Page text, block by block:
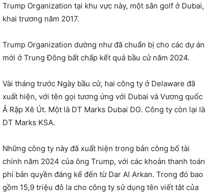
Trump Organization tại khu vực này, một sân golf ở Dubai,
khai trương năm 2017.
Trump Organization dường như đã chuẩn bị cho các dự án
mới ở Trung Đông bất chấp kết quả bầu cử năm 2024.
Vài tháng trước Ngày bầu cử, hai công ty ở Delaware đã
xuất hiện, với tên gọi tương ứng với Dubai và Vương quốc
Ả Rập Xê Út. Một là DT Marks Dubai DG. Công ty còn lại là
DT Marks KSA.
Những công ty này đã xuất hiện trong bản công bố tài
chính năm 2024 của ông Trump, với các khoản thanh toán
phí bản quyền đáng kể đến từ Dar Al Arkan. Trong đó bao
gồm 15,9 triệu đô la cho công ty sử dụng tên viết tắt của